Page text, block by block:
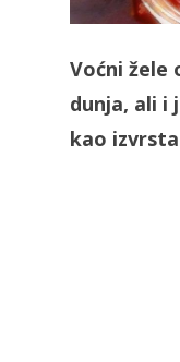
Voćni žele
dunja, ali i
kao